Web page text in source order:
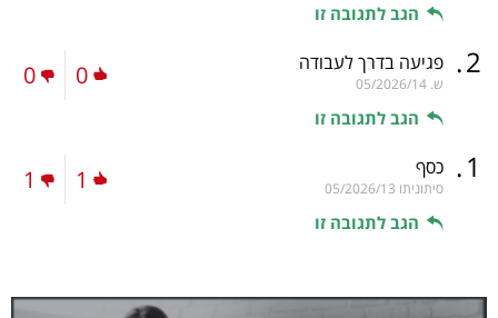
הגב לתגובה זו
2
. פגיעה בדרך לעבודה
ש. 05/2026/14
הגב לתגובה זו
0
0
1
. כסף
סיתוניתו 05/2026/13
הגב לתגובה זו
1
1